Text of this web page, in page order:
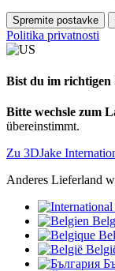
Spremite postavke
Politika privatnosti
Bist du im richtigen
Bitte wechsle zum
übereinstimmt.
Zu 3DJake
Anderes Lieferland